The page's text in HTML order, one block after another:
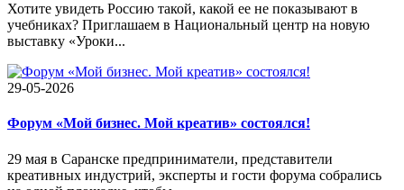
Хотите увидеть Россию такой, какой ее не показывают в
учебниках? Приглашаем в Национальный центр на новую
выставку «Уроки...
29-05-2026
Форум «Мой бизнес. Мой креатив» состоялся!
29 мая в Саранске предприниматели, представители
креативных индустрий, эксперты и гости форума собрались